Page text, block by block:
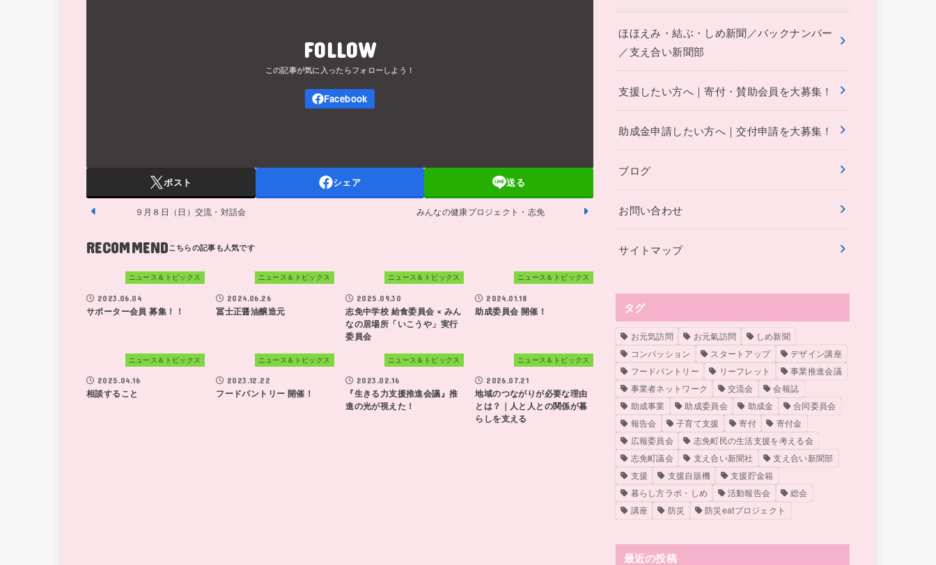
FOLLOW
ポスト シェア 送る
９月８日（日）交流・対話会 みんなの健康プロジェクト・志免
RECOMMEND
ニュース＆トピックス
2023.06.04
サポーター会員 募集！！
ニュース＆トピックス
2024.06.26
冨士正醤油醸造元
ニュース＆トピックス
2025.09.30
志免中学校 給食委員会 × みん
なの居場所「いこうや」実行
委員会
ニュース＆トピックス
2024.01.18
助成委員会 開催！
ニュース＆トピックス
2025.04.16
相談すること
ニュース＆トピックス
2023.12.22
フードパントリー 開催！
ニュース＆トピックス
2023.02.16
『生きる力支援推進会議』推
進の光が視えた！
ニュース＆トピックス
2026.07.21
地域のつながりが必要な理由
とは？｜人と人との関係が暮
らしを支える
ほほえみ・結ぶ・しめ新聞／バックナンバー
／支え合い新聞部
支援したい方へ｜寄付・賛助会員を大募集！
助成金申請したい方へ｜交付申請を大募集！
ブログ
お問い合わせ
サイトマップ
タグ
お元気訪問 お元氣訪問
しめ新聞
コンパッション
スタートアップ
デザイン講座
フードパントリー
リーフレット
事業推進会議
事業者ネットワーク
交流会
会報誌
助成事業
助成委員会 助成金
合同委員会
報告会
子育て支援 寄付
寄付金
広報委員会
志免町民の生活支援を考える会
志免町議会
支え合い新聞社
支え合い新聞部
支援
支援自販機
支援貯金箱
暮らし方ラボ・しめ
活動報告会
総会
講座
防災 防災eatプロジェクト
最近の投稿